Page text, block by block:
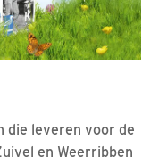
die leveren voor de
en Weerribben